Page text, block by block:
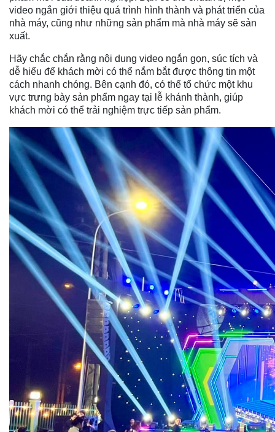
video ngắn giới thiệu quá trình hình thành và phát triển của
nhà máy, cũng như những sản phẩm mà nhà máy sẽ sản
xuất.
Hãy chắc chắn rằng nội dung video ngắn gọn, súc tích và
dễ hiểu để khách mời có thể nắm bắt được thông tin một
cách nhanh chóng. Bên cạnh đó, có thể tổ chức một khu
vực trưng bày sản phẩm ngay tại lễ khánh thành, giúp
khách mời có thể trải nghiệm trực tiếp sản phẩm.